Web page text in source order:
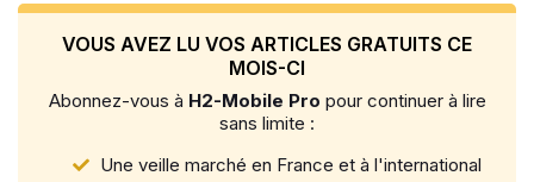
VOUS AVEZ LU VOS ARTICLES GRATUITS CE
MOIS-CI
Abonnez-vous à H2-Mobile Pro pour continuer à lire
sans limite :
Une veille marché en France et à l'international